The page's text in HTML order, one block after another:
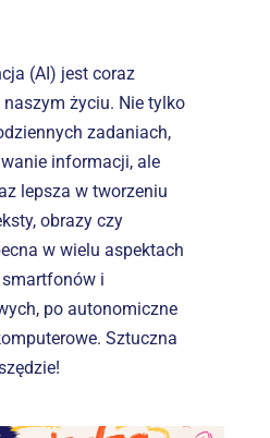
(AI) jest coraz
życiu. Nie tylko
zadaniach,
informacji, ale
lepsza w tworzeniu
obrazy czy
w wielu aspektach
i
po autonomiczne
Sztuczna